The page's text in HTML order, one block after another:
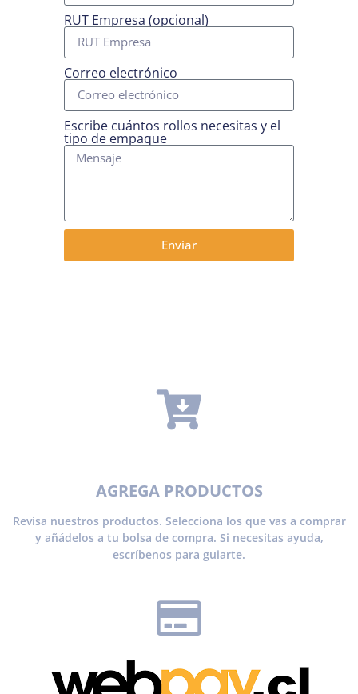
RUT Empresa (opcional)
Correo electrónico
Escribe cuántos rollos necesitas y el
tipo de empaque
Enviar
AGREGA PRODUCTOS
Revisa nuestros productos. Selecciona los que vas a comprar
y añádelos a tu bolsa de compra. Si necesitas ayuda,
escríbenos para guiarte.